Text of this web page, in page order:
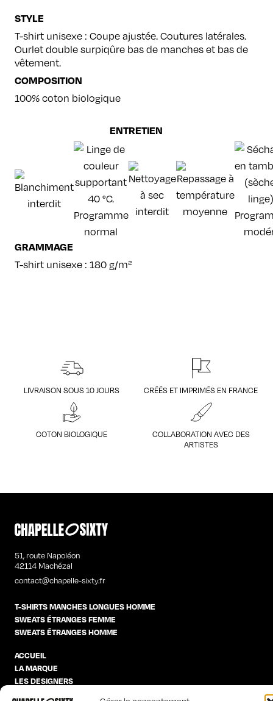
STYLE
T-shirt unisexe : Coupe ajustée. Coutures latérales.
Ourlet double surpiqûre bas de manches et bas de
vêtement.
COMPOSITION
100% coton biologique
ENTRETIEN
GRAMMAGE
T-shirt unisexe : 180 g/m²
LIVRAISON SOUS 10 JOURS CRÉÉS ET IMPRIMÉS EN FRANCE
COTON BIOLOGIQUE
COLLABORATION AVEC DES
ARTISTES
51, route Napoléon
42114 Machézal
contact@chapelle-sixty.fr
T-SHIRTS MANCHES LONGUES HOMME
SWEATS ÉTRANGES FEMME
SWEATS ÉTRANGES HOMME
ACCUEIL
LA MARQUE
LES DESIGNERS